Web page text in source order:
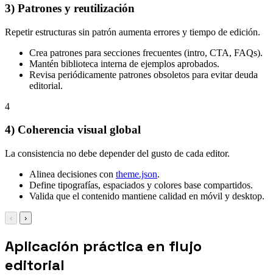
3) Patrones y reutilización
Repetir estructuras sin patrón aumenta errores y tiempo de edición.
Crea patrones para secciones frecuentes (intro, CTA, FAQs).
Mantén biblioteca interna de ejemplos aprobados.
Revisa periódicamente patrones obsoletos para evitar deuda
editorial.
4
4) Coherencia visual global
La consistencia no debe depender del gusto de cada editor.
Alinea decisiones con theme.json.
Define tipografías, espaciados y colores base compartidos.
Valida que el contenido mantiene calidad en móvil y desktop.
‹ ›
Aplicación práctica en flujo
editorial